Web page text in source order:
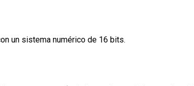
un sistema numérico de 16 bits.